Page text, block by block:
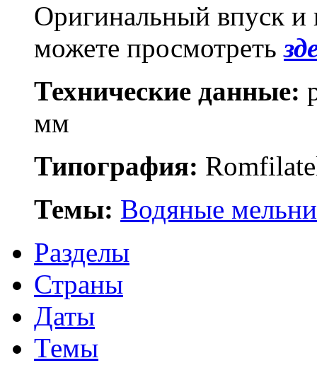
Оригинальный впуск
можете просмотреть
Технические данные:
мм
Типография:
Темы: Водяные
Разделы
Страны
Даты
Темы